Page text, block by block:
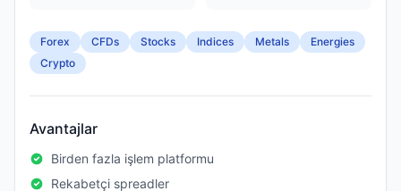
Forex CFDs Stocks Indices Metals
Energies
Crypto
Avantajlar
Birden fazla işlem platformu
Rekabetçi spreadler